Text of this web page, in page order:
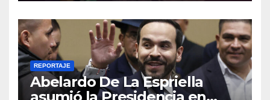
REPORTAJE
Abelardo De La Espriella